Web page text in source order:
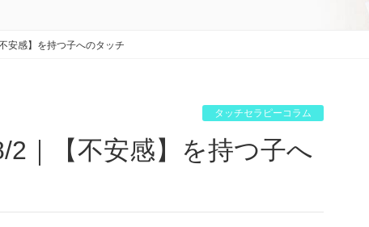
安感】を持つ子へのタッチ
タッチセラピーコラム